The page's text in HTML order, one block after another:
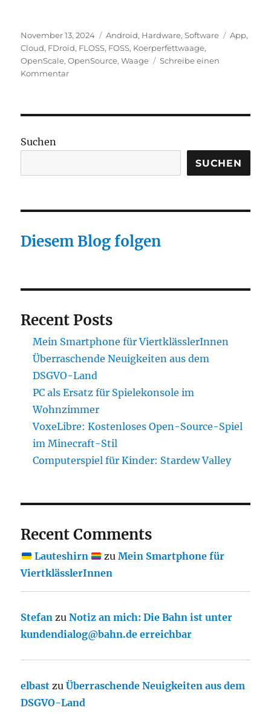
Veröffentlicht
am
November 13, 2024 Kategorien
Android, Hardware,Software App,
Cloud, FDroid, FLOSS, FOSS, Koerperfettwaage,
OpenScale,OpenSource,Waage
Schreibe einen
Kommentarzu
freier
nutzen
Suchen
SUCHEN
Diesem Blog folgen
Recent Posts
Mein Smartphone für ViertklässlerInnen
Überraschende Neuigkeiten aus dem
DSGVO-Land
PC als Ersatz für Spielekonsole im
Wohnzimmer
VoxeLibre: Kostenloses Open-Source-Spiel
im Minecraft-Stil
Computerspiel für Kinder: Stardew Valley
Recent Comments
Lauteshirn zu Mein Smartphone für
ViertklässlerInnen
Stefan zuNotiz an mich: Die Bahn ist unter
kundendialog@bahn.de erreichbar
elbast zuÜberraschende Neuigkeiten aus dem
DSGVO-Land